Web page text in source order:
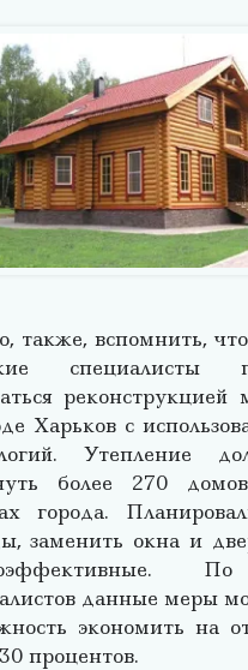
также, вспомнить,
специалисты
реконструкцией
Харьков с
Утепление
более 270
города.
заменить окна и
данные меры
экономить на
процентов.